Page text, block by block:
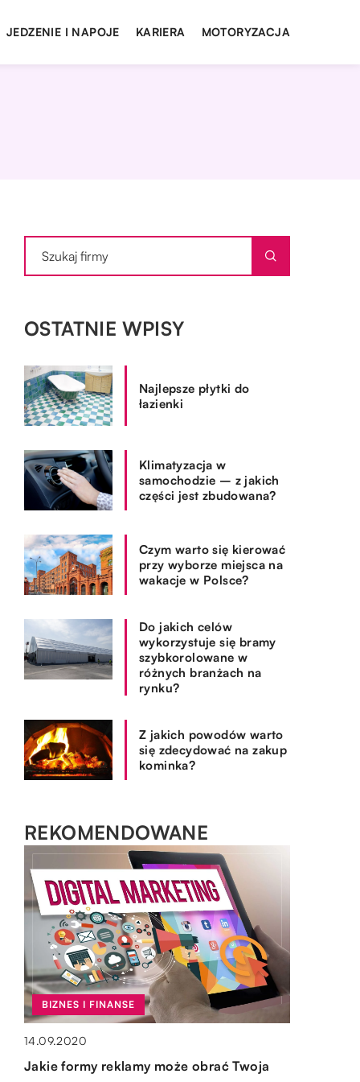
JEDZENIE I NAPOJE KARIERA MOTORYZACJA
OSTATNIE WPISY
Najlepsze płytki do
łazienki
Klimatyzacja w
samochodzie – z jakich
części jest zbudowana?
Czym warto się kierować
przy wyborze miejsca na
wakacje w Polsce?
Do jakich celów
wykorzystuje się bramy
szybkorolowane w
różnych branżach na
rynku?
Z jakich powodów warto
się zdecydować na zakup
kominka?
REKOMENDOWANE
OGRÓD I DOM
15.10.2019
BIZNES I FINANSE
14.09.2020
Jakie formy reklamy może obrać Twoja
BIZNES I FINANSE
20.05.2021
Do czego służą agregaty chłodnicze?
ZDROWIE I MEDYCYNA
Masaż sportowy – dla kogo jest